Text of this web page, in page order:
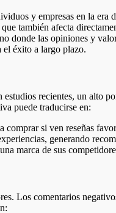
y empresas en la era
también afecta
donde las opiniones y
el éxito a largo plazo.
recientes, un alto
puede traducirse en:
comprar si ven reseñas
generando
marca de sus
Los comentarios